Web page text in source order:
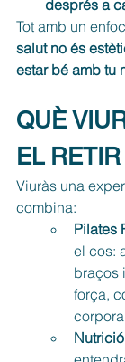
després a
Tot amb un
salut no és
estar bé amb tu
QUÈ
EL RETIR
Viuràs una
combina:
Pilates
el cos:
braços
força,